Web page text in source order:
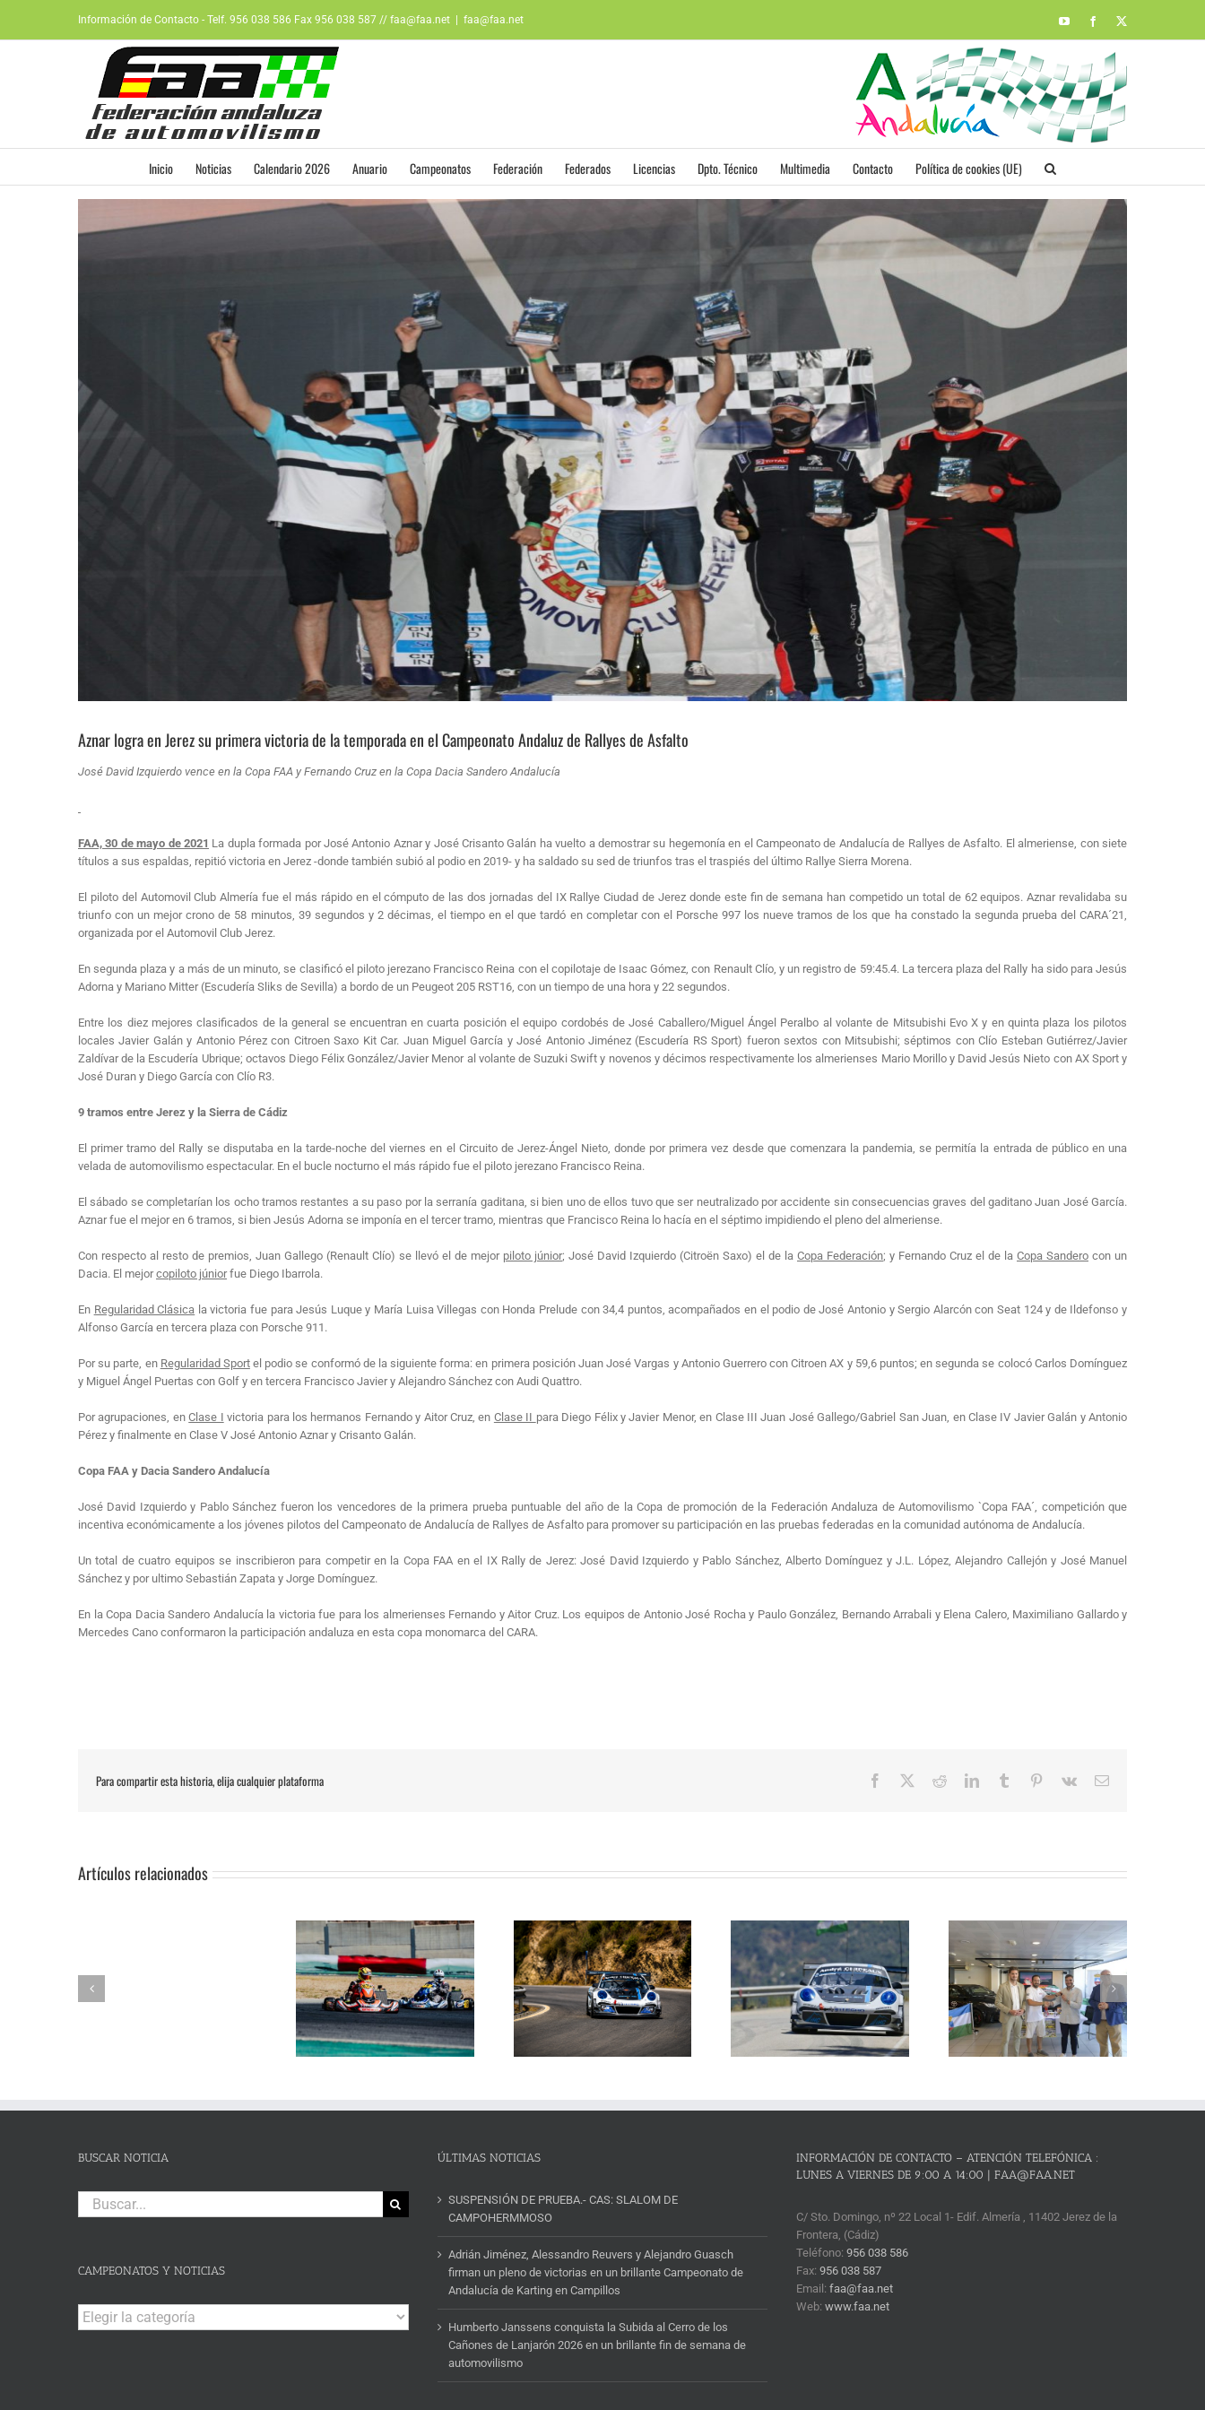
contenido
Información de Contacto - Telf. 956 038 586 Fax 956 038 587 // faa@faa.net faa@faa.net YouTubeFacebook
Inicio Noticias Calendario 2026 Anuario Campeonatos Federación Federados Licencias Dpto. Técnico Multimedia Contacto Política de cookies (UE)
Aznar logra en Jerez su primera victoria de la temporada en el Campeonato Andaluz de Rallyes de Asfalto
José David Izquierdo vence en la Copa FAA y Fernando Cruz en la Copa Dacia Sandero Andalucía
FAA, 30 de mayo de 2021 La dupla formada por José Antonio Aznar y José Crisanto Galán ha vuelto a demostrar su hegemonía en el Campeonato de Andalucía de Rallyes de Asfalto. El almeriense, con siete
títulos a sus espaldas, repitió victoria en Jerez -donde también subió al podio en 2019- y ha saldado su sed de triunfos tras el traspiés del último Rallye Sierra Morena.
El piloto del Automovil Club Almería fue el más rápido en el cómputo de las dos jornadas del IX Rallye Ciudad de Jerez donde este fin de semana han competido un total de 62 equipos. Aznar revalidaba su
triunfo con un mejor crono de 58 minutos, 39 segundos y 2 décimas, el tiempo en el que tardó en completar con el Porsche 997 los nueve tramos de los que ha constado la segunda prueba del CARA´21,
organizada por el Automovil Club Jerez.
En segunda plaza y a más de un minuto, se clasificó el piloto jerezano Francisco Reina con el copilotaje de Isaac Gómez, con Renault Clío, y un registro de 59:45.4. La tercera plaza del Rally ha sido para Jesús
Adorna y Mariano Mitter (Escudería Sliks de Sevilla) a bordo de un Peugeot 205 RST16, con un tiempo de una hora y 22 segundos.
Entre los diez mejores clasificados de la general se encuentran en cuarta posición el equipo cordobés de José Caballero/Miguel Ángel Peralbo al volante de Mitsubishi Evo X y en quinta plaza los pilotos
locales Javier Galán y Antonio Pérez con Citroen Saxo Kit Car. Juan Miguel García y José Antonio Jiménez (Escudería RS Sport) fueron sextos con Mitsubishi; séptimos con Clío Esteban Gutiérrez/Javier
Zaldívar de la Escudería Ubrique; octavos Diego Félix González/Javier Menor al volante de Suzuki Swift y novenos y décimos respectivamente los almerienses Mario Morillo y David Jesús Nieto con AX Sport y
José Duran y Diego García con Clío R3.
9 tramos entre Jerez y la Sierra de Cádiz
El primer tramo del Rally se disputaba en la tarde-noche del viernes en el Circuito de Jerez-Ángel Nieto, donde por primera vez desde que comenzara la pandemia, se permitía la entrada de público en una
velada de automovilismo espectacular. En el bucle nocturno el más rápido fue el piloto jerezano Francisco Reina.
El sábado se completarían los ocho tramos restantes a su paso por la serranía gaditana, si bien uno de ellos tuvo que ser neutralizado por accidente sin consecuencias graves del gaditano Juan José García.
Aznar fue el mejor en 6 tramos, si bien Jesús Adorna se imponía en el tercer tramo, mientras que Francisco Reina lo hacía en el séptimo impidiendo el pleno del almeriense.
Con respecto al resto de premios, Juan Gallego (Renault Clío) se llevó el de mejor piloto júnior; José David Izquierdo (Citroën Saxo) el de la Copa Federación; y Fernando Cruz el de la Copa Sandero con un
Dacia. El mejorcopiloto júniorfue Diego Ibarrola.
En Regularidad Clásica la victoria fue para Jesús Luque y María Luisa Villegas con Honda Prelude con 34,4 puntos, acompañados en el podio de José Antonio y Sergio Alarcón con Seat 124 y de Ildefonso y
Alfonso García en tercera plaza con Porsche 911.
Por su parte, en Regularidad Sportel podio se conformó de la siguiente forma: en primera posición Juan José Vargas y Antonio Guerrero con Citroen AX y 59,6 puntos; en segunda se colocó Carlos Domínguez
y Miguel Ángel Puertas con Golf y en tercera Francisco Javier y Alejandro Sánchez con Audi Quattro.
Por agrupaciones, enClase I victoria para los hermanos Fernando y Aitor Cruz, en Clase II para Diego Félix y Javier Menor, en Clase III Juan José Gallego/Gabriel San Juan, en Clase IV Javier Galán y Antonio
Pérez y finalmente en Clase V José Antonio Aznar y Crisanto Galán.
Copa FAA y Dacia Sandero Andalucía
José David Izquierdo y Pablo Sánchez fueron los vencedores de la primera prueba puntuable del año de la Copa de promoción de la Federación Andaluza de Automovilismo `Copa FAA´, competición que
incentiva económicamente a los jóvenes pilotos del Campeonato de Andalucía de Rallyes de Asfalto para promover su participación en las pruebas federadas en la comunidad autónoma de Andalucía.
Un total de cuatro equipos se inscribieron para competir en la Copa FAA en el IX Rally de Jerez: José David Izquierdo y Pablo Sánchez, Alberto Domínguez y J.L. López, Alejandro Callejón y José Manuel
Sánchez y por ultimo Sebastián Zapata y Jorge Domínguez.
En la Copa Dacia Sandero Andalucía la victoria fue para los almerienses Fernando y Aitor Cruz. Los equipos de Antonio José Rocha y Paulo González, Bernando Arrabali y Elena Calero, Maximiliano Gallardo y
Mercedes Cano conformaron la participación andaluza en esta copa monomarca del CARA.
Para compartir esta historia, elija cualquier plataforma Facebook RedditLinkedInTumblr Pinterest
Vk
Correo
Artículos relacionados
Humberto Janssens conquista la
Subida al Cerro de los Cañones
de Lanjarón 2026 en un brillante
fin de semana de automovilismo
La Subida al Cerro de los
Cañones levanta hoy el telón con
un cartel de lujo
La Subida al Cerro de los
Cañones – Lanjarón 2026 se
presenta con lleno absoluto de
inscritos y el reto de revalidar su
condición de mejor prueba
andaluza de montaña
BUSCAR NOTICIA
Buscar:
CAMPEONATOS Y NOTICIAS
Campeonatos
y
ÚLTIMAS NOTICIAS
SUSPENSIÓN DE PRUEBA.- CAS: SLALOM DE
CAMPOHERMMOSO
Adrián Jiménez, Alessandro Reuvers y Alejandro Guasch
firman un pleno de victorias en un brillante Campeonato de
Andalucía de Karting en Campillos
Humberto Janssens conquista la Subida al Cerro de los
Cañones de Lanjarón 2026 en un brillante fin de semana de
automovilismo
INFORMACIÓN DE CONTACTO – ATENCIÓN TELEFÓNICA :
LUNES A VIERNES DE 9:00 A 14:00 | FAA@FAA.NET
C/ Sto. Domingo, nº 22 Local 1- Edif. Almería , 11402 Jerez de la
Frontera, (Cádiz)
Teléfono:956 038 586
Fax:956 038 587
Email:faa@faa.net
Web:www.faa.net